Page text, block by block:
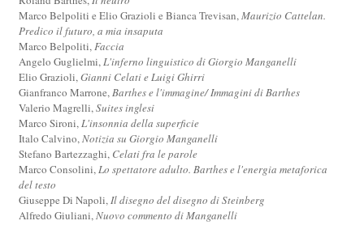
Marco Belpoliti e Elio Grazioli e Bianca Trevisan,Maurizio Cattelan.
Predico il futuro, a mia insaputa
Marco Belpoliti,Faccia
Angelo Guglielmi,L'inferno linguistico di Giorgio Manganelli
Elio Grazioli,Gianni Celati e Luigi Ghirri
Gianfranco Marrone,Barthes e l'immagine/ Immagini di Barthes
Valerio Magrelli,Suites inglesi
Marco Sironi,L'insonnia della superficie
Italo Calvino,Notizia su Giorgio Manganelli
Stefano Bartezzaghi, Celati fra le parole
Marco Consolini,Lo spettatore adulto. Barthes e l'energia metaforica
del testo
Giuseppe Di Napoli,Il disegno del disegno di Steinberg
Alfredo Giuliani,Nuovo commento di Manganelli